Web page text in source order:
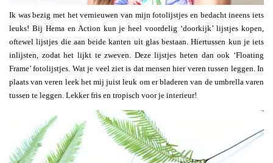
Ik was bezig met het vernieuwen van mijn fotolijstjes en bedacht ineens iets
leuks! Bij Hema en Action kun je heel voordelig ‘doorkijk’ lijstjes kopen,
oftewel lijstjes die aan beide kanten uit glas bestaan. Hiertussen kun je iets
inlijsten, zodat het lijkt te zweven. Deze lijstjes heten dan ook ‘Floating
Frame’ fotolijstjes. Wat je veel ziet is dat mensen hier veren tussen leggen. In
plaats van veren leek het mij juist leuk om er bladeren van de umbrella varen
tussen te leggen. Lekker fris en tropisch voor je interieur!